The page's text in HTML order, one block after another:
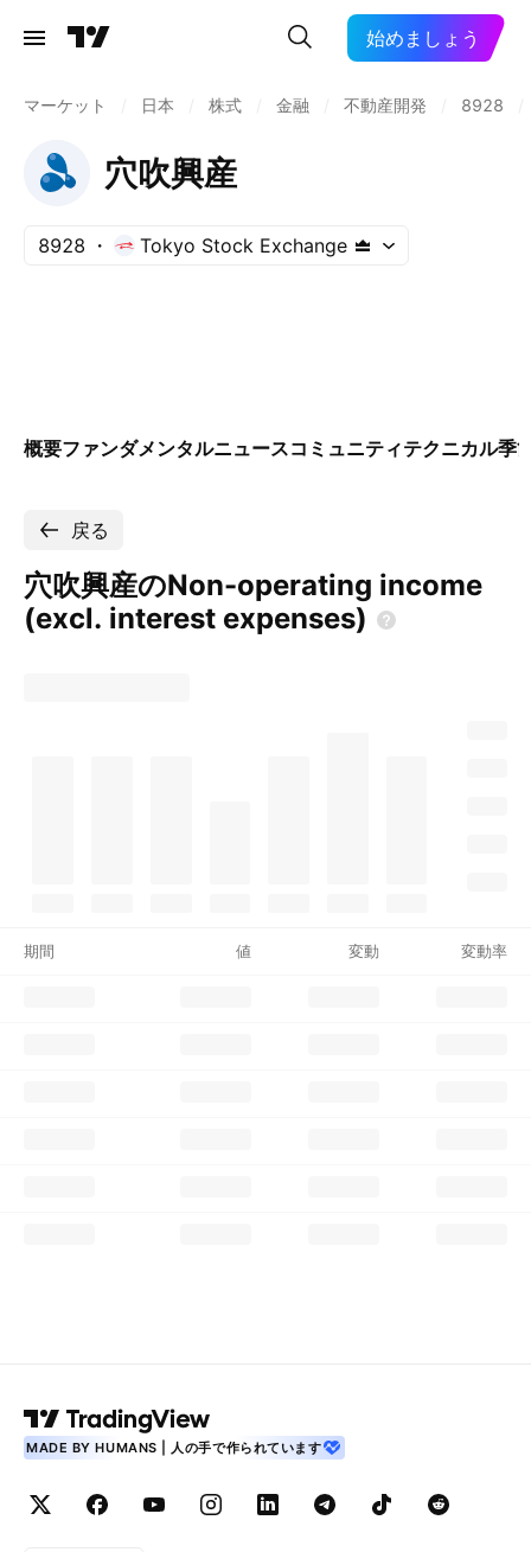
始めましょう
マーケット 日本 株式 金融 不動産開発 8928
穴吹興産
8928 Tokyo Stock Exchange
概要ファンダメンタルニュースコミュニティテクニカル季
戻る
穴吹興産のNon-operating income
(excl. interest expenses)
期間 値 変動 変動率
MADE BY HUMANS | 人の手で作られています